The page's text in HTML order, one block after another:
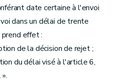
date certaine à l'envoi
dans un délai de trente
prend effet :
de la décision de rejet ;
du délai visé à l'article 6,